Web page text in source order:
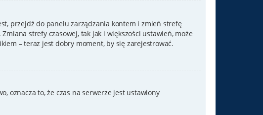
przejdź do panelu zarządzania kontem i zmień strefę
strefy czasowej, tak jak i większości ustawień, może
– teraz jest dobry moment, by się zarejestrować.
oznacza to, że czas na serwerze jest ustawiony